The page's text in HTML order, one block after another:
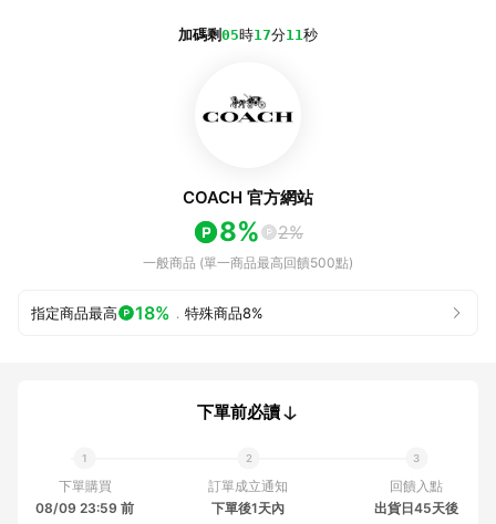
加碼剩05時17分11秒
COACH 官方網站
8% 2%
一般商品 (單一商品最高回饋500點)
指定商品最高 18% ． 特殊商品8%
下單前必讀
下單購買
08/09 23:59 前
訂單成立通知
下單後1天內
回饋入點
出貨日45天後